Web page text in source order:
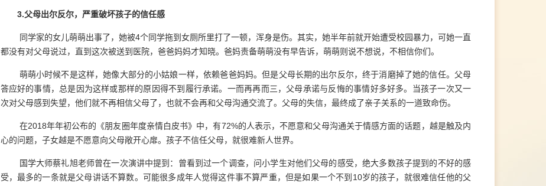
3.父母出尔反尔，严重破坏孩子的信任感
同学家的女儿萌萌出事了，她被4个同学拖到女厕所里打了一顿，浑身是伤。其实，她半年前就开始遭受校园暴力，可她一直
都没有对父母说过，直到这次被送到医院，爸爸妈妈才知晓。爸妈责备萌萌没有早告诉，萌萌则说不想说，不相信你们。
萌萌小时候不是这样，她像大部分的小姑娘一样，依赖爸爸妈妈。但是父母长期的出尔反尔，终于消磨掉了她的信任。父母
答应好的事情，总是因为这样或那样的原因得不到履行承诺。一而再再而三，父母承诺与反悔的事情好多好多。当孩子一次又一
次对父母感到失望，他们就不再相信父母了，也就不会再和父母沟通交流了。父母的失信，最终成了亲子关系的一道致命伤。
在2018年年初公布的《朋友圈年度亲情白皮书》中，有72%的人表示，不愿意和父母沟通关于情感方面的话题，越是触及内
心的问题，子女越是不愿意向父母敞开心扉。孩子不信任父母，就很难新人世界。
国学大师蔡礼旭老师曾在一次演讲中提到：曾看到过一个调查，问小学生对他们父母的感受，绝大多数孩子提到的不好的感
受，最多的一条就是父母讲话不算数。可能很多成年人觉得这件事不算严重，但是如果一个不到10岁的孩子，就很难信任他的父